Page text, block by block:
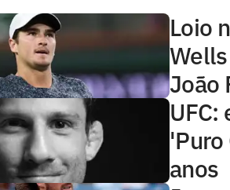
Loio
João
'Puro
anos